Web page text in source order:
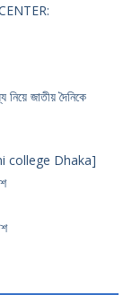
নিয়ে জাতীয় দৈনিকে
college Dhaka]